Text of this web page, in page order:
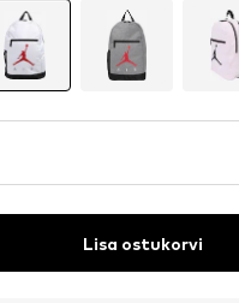
Lisa ostukorvi